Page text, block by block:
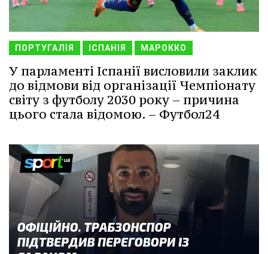
ПОРТУГАЛІЯ ІСПАНІЯ МАРОККО
У парламенті Іспанії висловили заклик
до відмови від організації Чемпіонату
світу з футболу 2030 року – причина
цього стала відомою. – Футбол24